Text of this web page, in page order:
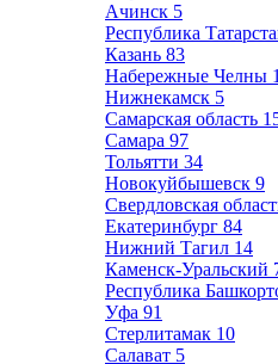
Ачинск 5
Республика
Казань 83
Набережные Челны
Нижнекамск 5
Самарская область
Самара 97
Тольятти 34
Новокуйбышевск 9
Свердловская
Екатеринбург 84
Нижний Тагил 14
Каменск-Уральский
Республика
Уфа 91
Стерлитамак 10
Салават 5